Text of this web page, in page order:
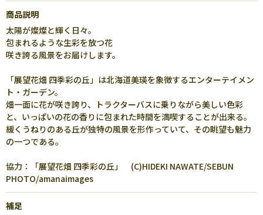
商品説明
太陽が燦燦と輝く日々。
包まれるような生彩を放つ花
咲き誇る風景をお届けします。
「展望花畑 四季彩の丘」は北海道美瑛を象徴するエンターテイメン
ト・ガーデン。
畑一面に花が咲き誇り、トラクターバスに乗りながら美しい色彩
と、いっぱいの花の香りに包まれた時間を満喫することが出来る。
緩くうねりのある丘が独特の風景を形作っていて、その眺望も魅力
の一つである。
協力：「展望花畑 四季彩の丘」 (C)HIDEKI NAWATE/SEBUN
PHOTO/amanaimages
補足